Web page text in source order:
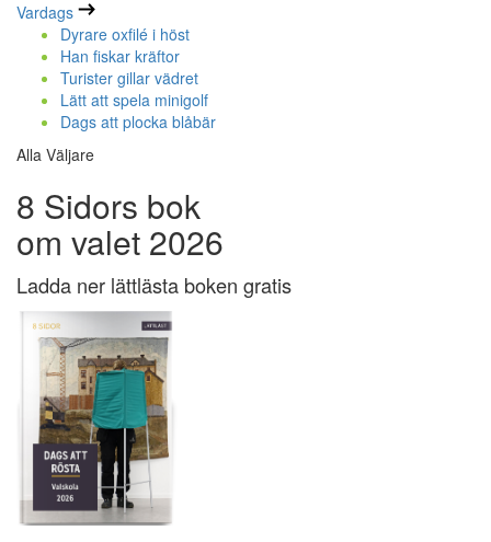
Vardags
Dyrare oxfilé i höst
Han fiskar kräftor
Turister gillar vädret
Lätt att spela minigolf
Dags att plocka blåbär
Alla Väljare
8 Sidors bok
om valet 2026
Ladda ner lättlästa boken gratis